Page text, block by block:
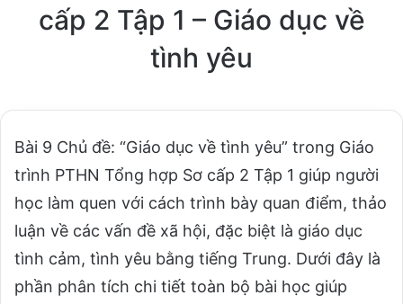
cấp 2 Tập 1 – Giáo dục về
tình yêu
Bài 9 Chủ đề: “Giáo dục về tình yêu” trong Giáo
trình PTHN Tổng hợp Sơ cấp 2 Tập 1 giúp người
học làm quen với cách trình bày quan điểm, thảo
luận về các vấn đề xã hội, đặc biệt là giáo dục
tình cảm, tình yêu bằng tiếng Trung. Dưới đây là
phần phân tích chi tiết toàn bộ bài học giúp